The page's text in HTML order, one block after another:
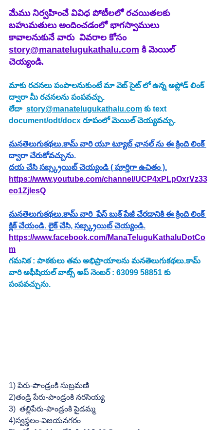
మేము నిర్వహించే వివిధ పోటీలలో రచయితలకు
బహుమతులు అందించడంలో భాగస్వాములు
కావాలనుకునే వారు  వివరాల కోసం
story@manatelugukathalu.com కి మెయిల్
చెయ్యండి.
మాకు రచనలు పంపాలనుకుంటే మా వెబ్ సైట్ లో ఉన్న అప్లోడ్ లింక్
ద్వారా మీ రచనలను పంపవచ్చు.
లేదా story@manatelugukathalu.com కు text
document/odt/docx రూపంలో మెయిల్ చెయ్యవచ్చు.
మనతెలుగుకథలు.కామ్ వారి యూ ట్యూబ్ ఛానల్ ను ఈ క్రింది లింక్
ద్వారా చేరుకోవచ్చును.
దయ చేసి సబ్స్క్రయిబ్ చెయ్యండి ( పూర్తిగా ఉచితం ).
https://www.youtube.com/channel/UCP4xPLpOxrVz33
eo1ZjlesQ
మనతెలుగుకథలు.కామ్ వారి  ఫేస్ బుక్ పేజీ చేరడానికి ఈ క్రింది లింక్
క్లిక్ చేయండి. లైక్ చేసి, సబ్స్క్రయిబ్ చెయ్యండి.
https://www.facebook.com/ManaTeluguKathaluDotCo
m
గమనిక : పాఠకులు తమ అభిప్రాయాలను మనతెలుగుకథలు.కామ్
వారి అఫీషియల్ వాట్స్ అప్ నెంబర్ : 63099 58851 కు
పంపవచ్చును.
1) పేరు-పాండ్రంకి సుబ్రమణి
2)తండ్రి పేరు-పాండ్రంకి నరసియ్య
3)  తల్లిపేరు-పాండ్రంకి పైడమ్మ
4)స్వస్థలం-విజయనగరం